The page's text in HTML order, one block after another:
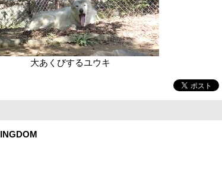
大あくびするユウキ